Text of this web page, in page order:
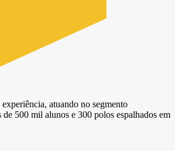
atuando no segmento
500 mil alunos e 300 polos espalhados em